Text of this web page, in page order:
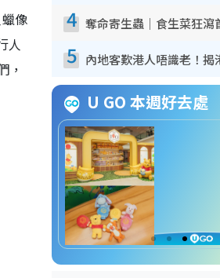
像
人
，
4
5
U GO 本週好去處